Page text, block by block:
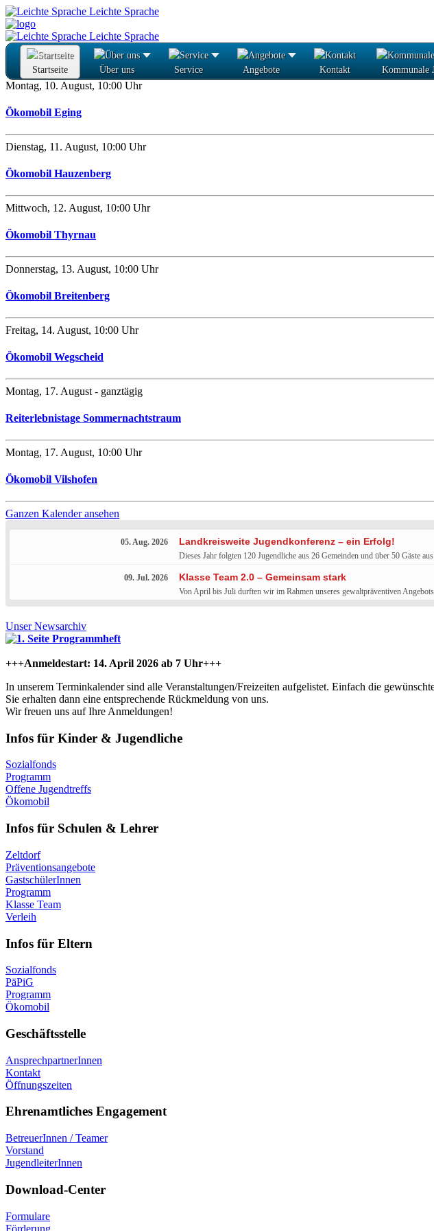
Leichte Sprache
Leichte Sprache
Startseite Über uns Service Angebote Kontakt Kommunale
Montag, 10. August, 10:00 Uhr
Ökomobil Eging
Dienstag, 11. August, 10:00 Uhr
Ökomobil Hauzenberg
Mittwoch, 12. August, 10:00 Uhr
Ökomobil Thyrnau
Donnerstag, 13. August, 10:00 Uhr
Ökomobil Breitenberg
Freitag, 14. August, 10:00 Uhr
Ökomobil Wegscheid
Montag, 17. August - ganztägig
Reiterlebnistage Sommernachtstraum
Montag, 17. August, 10:00 Uhr
Ökomobil Vilshofen
Ganzen Kalender ansehen
05. Aug. 2026 Landkreisweite Jugendkonferenz – ein Erfolg!
Dieses Jahr folgten 120 Jugendliche aus 26 Gemeinden und über 50 Gäste
09. Jul. 2026 Klasse Team 2.0 – Gemeinsam stark
Von April bis Juli durften wir im Rahmen unseres gewaltpräventiven
Unser Newsarchiv
+++Anmeldestart: 14. April 2026 ab 7 Uhr+++
In unserem Terminkalender sind alle Veranstaltungen/Freizeiten aufgelistet. Einfach die
Sie erhalten dann eine entsprechende Rückmeldung von uns.
Wir freuen uns auf Ihre Anmeldungen!
Infos für Kinder & Jugendliche
Sozialfonds
Programm
Offene Jugendtreffs
Ökomobil
Infos für Schulen & Lehrer
Zeltdorf
Präventionsangebote
GastschülerInnen
Programm
Klasse Team
Verleih
Infos für Eltern
Sozialfonds
PäPiG
Programm
Ökomobil
Geschäftsstelle
AnsprechpartnerInnen
Kontakt
Öffnungszeiten
Ehrenamtliches Engagement
BetreuerInnen / Teamer
Vorstand
JugendleiterInnen
Download-Center
Formulare
Förderung